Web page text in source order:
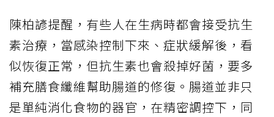
陳柏諺提醒，有些人在生病時都會接受抗生
素治療，當感染控制下來、症狀緩解後，看
似恢復正常，但抗生素也會殺掉好菌，要多
補充膳食纖維幫助腸道的修復。腸道並非只
是單純消化食物的器官，在精密調控下，同